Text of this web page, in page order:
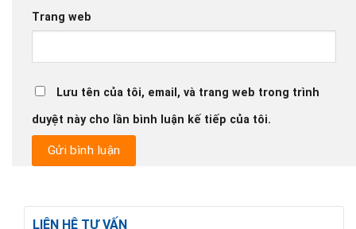
Trang web
Lưu tên của tôi, email, và trang web trong trình
duyệt này cho lần bình luận kế tiếp của tôi.
LIÊN HỆ TƯ VẤN